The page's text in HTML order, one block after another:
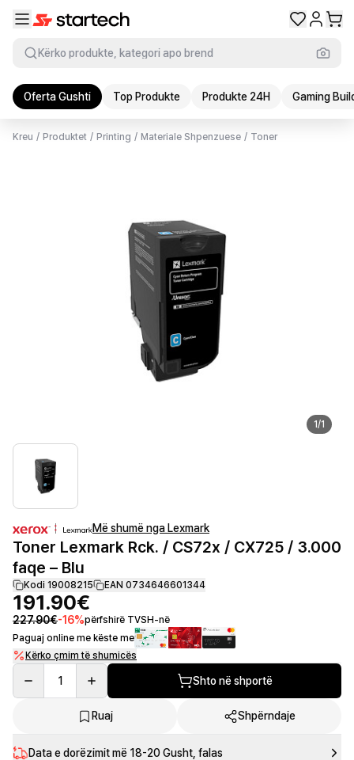
Kërko produkte, kategori apo brend
Oferta Gushti Top Produkte Produkte 24H Gaming
Kreu / Produktet / Printing / Materiale Shpenzuese / Toner
1/1
Më shumë nga Lexmark
Toner Lexmark Rck. / CS72x / CX725 / 3.000
faqe – Blu
Kodi 19008215 EAN 0734646601344
191.90€
227.90€-16%përfshirë TVSH-në
Paguaj online me këste me
Kërko çmim të shumicës
1 Shto në shportë
Ruaj Shpërndaje
Data e dorëzimit më 18-20 Gusht , falas